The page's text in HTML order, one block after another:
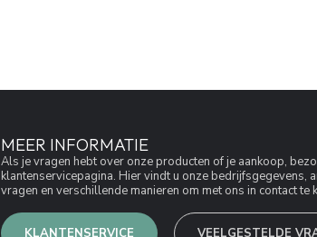
MEER INFORMATIE
Als je vragen hebt over onze producten of je aankoop,
klantenservicepagina. Hier vindt u onze bedrijfsgegevens,
vragen en verschillende manieren om met ons in contact te
KLANTENSERVICE VEELGESTELDE